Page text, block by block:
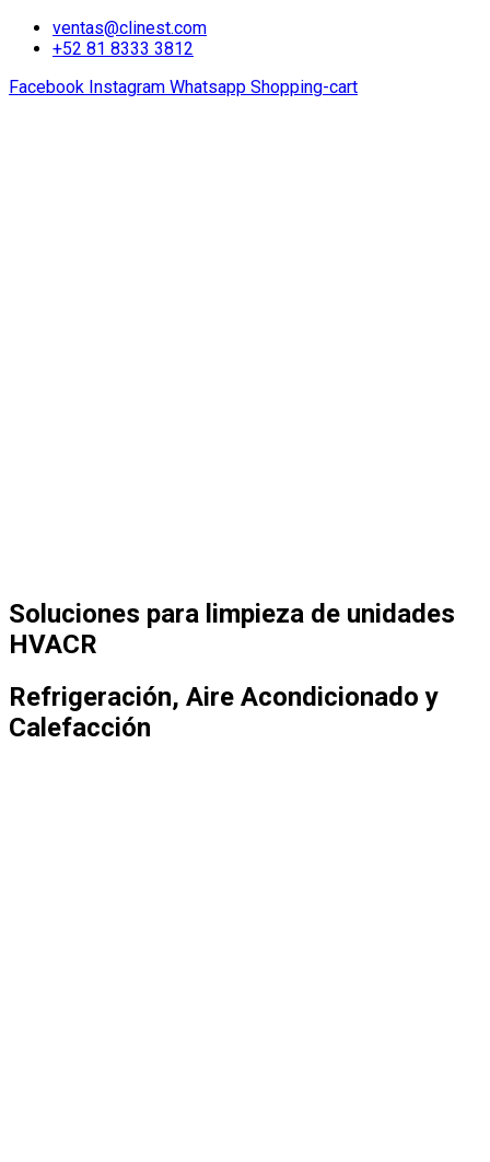
ventas@clinest.com
+52 81 8333 3812
Facebook Instagram Whatsapp Shopping-cart
Soluciones para limpieza de unidades
HVACR
Refrigeración, Aire Acondicionado y
Calefacción